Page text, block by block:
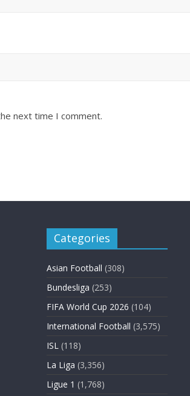
next time I comment.
Categories
Asian Football (308)
Bundesliga (253)
FIFA World Cup 2026 (104)
International Football (3,575)
ISL (118)
La Liga (3,356)
Ligue 1 (1,768)